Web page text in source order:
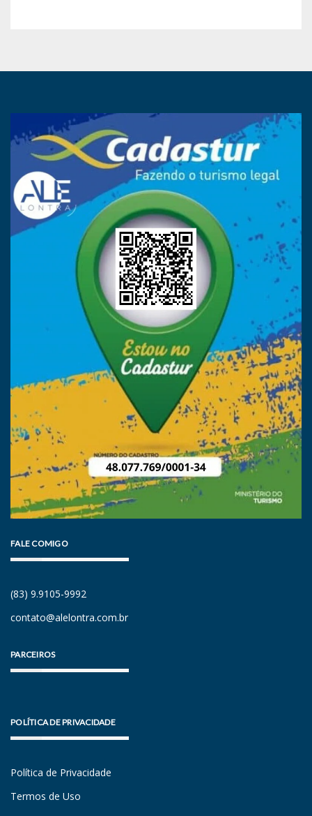
FALE COMIGO
(83) 9.9105-9992
contato@alelontra.com.br
PARCEIROS
POLÍTICA DE PRIVACIDADE
Política de Privacidade
Termos de Uso